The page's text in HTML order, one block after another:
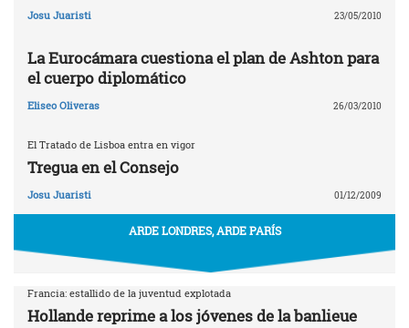
Josu Juaristi 23/05/2010
La Eurocámara cuestiona el plan de Ashton para
el cuerpo diplomático
Eliseo Oliveras 26/03/2010
El Tratado de Lisboa entra en vigor
Tregua en el Consejo
Josu Juaristi 01/12/2009
ARDE LONDRES, ARDE PARÍS
Francia: estallido de la juventud explotada
Hollande reprime a los jóvenes de la banlieue